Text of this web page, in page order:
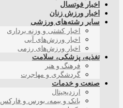
اخبار فوتسال
اخبار ورزش زنان
سایر رشته‌های ورزشی
اخبار کشتی و وزنه برداری
اخبار ورزش‌های آبی
اخبار ورزش‌های رزمی
تغذیه، پزشکی، سلامت
فرهنگ و هنر
گردشگری و مهاجرت
صنعت و خدمات
ارزدیجیتال
بانک و بیمه، بورس و فارکس